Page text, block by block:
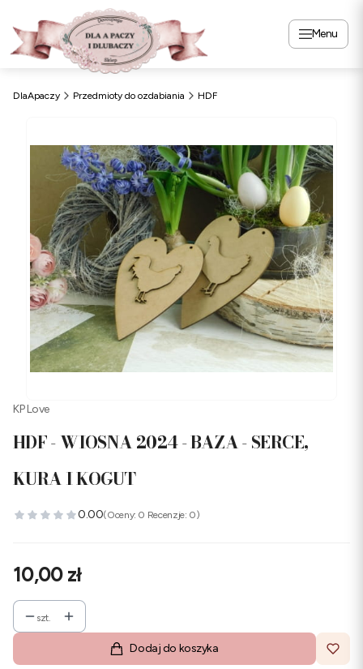
Menu
DlaApaczy Przedmioty do ozdabiania HDF
KP Love
HDF - WIOSNA 2024 - BAZA - SERCE,
KURA I KOGUT
0.00(Oceny: 0 Recenzje: 0)
Cena
10,00 zł
szt.
Dodaj do koszyka